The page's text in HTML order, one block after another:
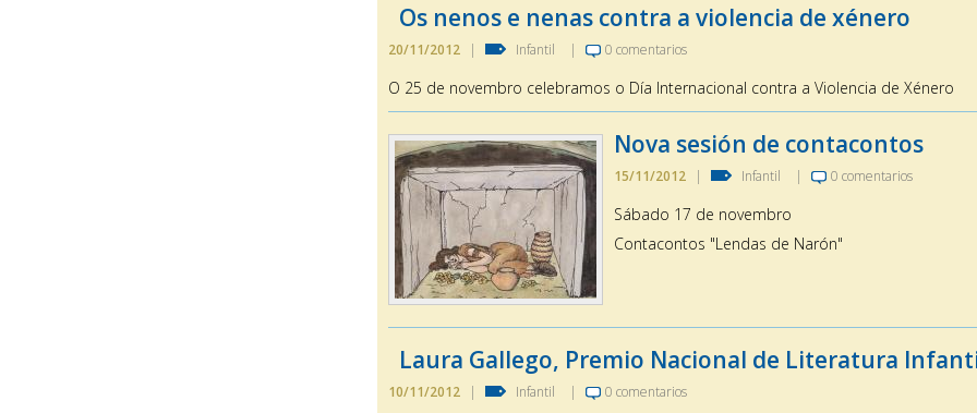
Os nenos e nenas contra a violencia de xénero
20/11/2012 | Infantil | 0 comentarios
O 25 de novembro celebramos o Día Internacional contra a Violencia de Xénero
Nova sesión de contacontos
15/11/2012 | Infantil | 0 comentarios
Sábado 17 de novembro
Contacontos "Lendas de Narón"
Laura Gallego, Premio Nacional de Literatura
10/11/2012 | Infantil | 0 comentarios